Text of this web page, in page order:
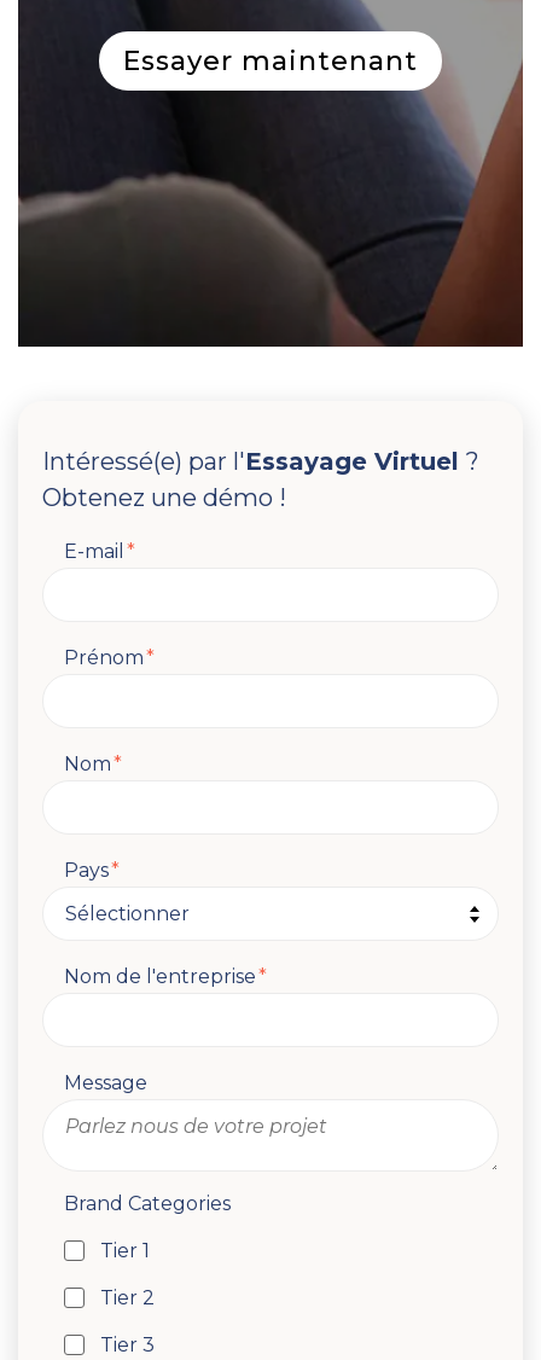
Essayer maintenant
Intéressé(e) par l'Essayage Virtuel ?
Obtenez une démo !
E-mail *
Prénom*
Nom*
Pays*
Nom de l'entreprise*
Message
Brand Categories
Tier 1
Tier 2
Tier 3